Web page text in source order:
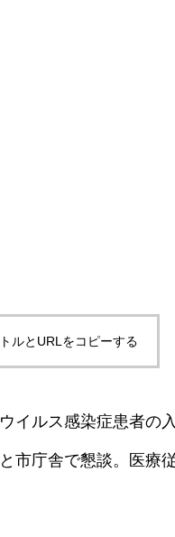
ルとURLをコピーする
イルス感染症患者の
市庁舎で懇談。医療